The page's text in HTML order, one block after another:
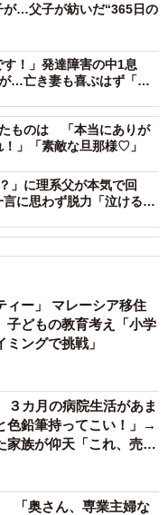
が…父子が紡いだ“365日の
す！」発達障害の中1息
…亡き妻も喜ぶはず「大
ものは 「本当にありが
」「素敵な旦那様♡」
」に理系父が本気で回
に思わず脱力「泣ける
ィー」 マレーシア移住
どもの教育考え「小学
ングで挑戦」
カ月の病院生活があま
色鉛筆持ってこい！」→
家族が仰天「これ、売れ
「奥さん、専業主婦な